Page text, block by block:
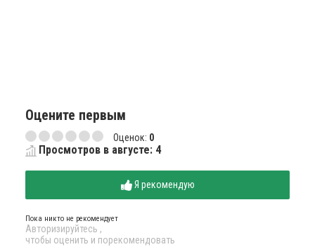
Оцените первым
Оценок: 0
Просмотров в августе: 4
Я рекомендую
Пока никто не рекомендует
Авторизируйтесь ,
чтобы оценить и порекомендовать